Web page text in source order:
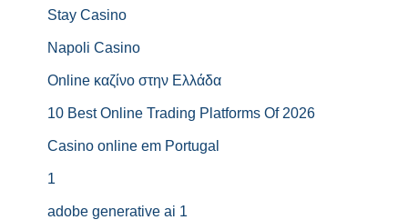
Stay Casino
Napoli Casino
Online καζίνο στην Ελλάδα
10 Best Online Trading Platforms Of 2026
Casino online em Portugal
1
adobe generative ai 1